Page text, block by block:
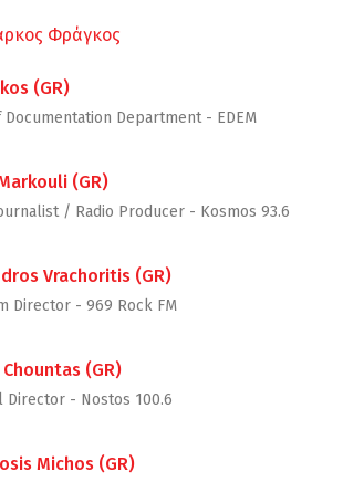
Φράγκος
(GR)
Documentation Department - EDEM
(GR)
/ Radio Producer - Kosmos 93.6
Vrachoritis (GR)
Director - 969 Rock FM
(GR)
Director - Nostos 100.6
Michos (GR)